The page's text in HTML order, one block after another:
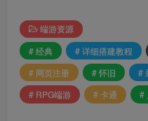
端游资源
# 经典
# 详细搭建教程
# 网页注册
# 怀旧 #
# RPG端游
# 卡通 #